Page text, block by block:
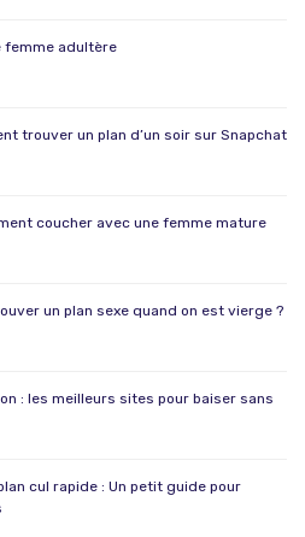
femme adultère
trouver un plan d’un soir sur Snapchat
coucher avec une femme mature
un plan sexe quand on est vierge ?
: les meilleurs sites pour baiser sans
cul rapide : Un petit guide pour